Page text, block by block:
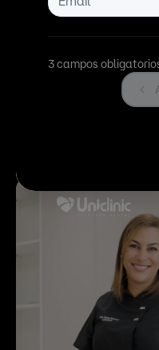
Catálogo completo